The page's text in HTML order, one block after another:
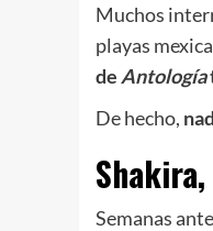
Muchos
playas
de Antología
De hecho,
Semanas